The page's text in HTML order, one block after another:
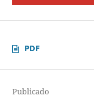
PDF
Publicado